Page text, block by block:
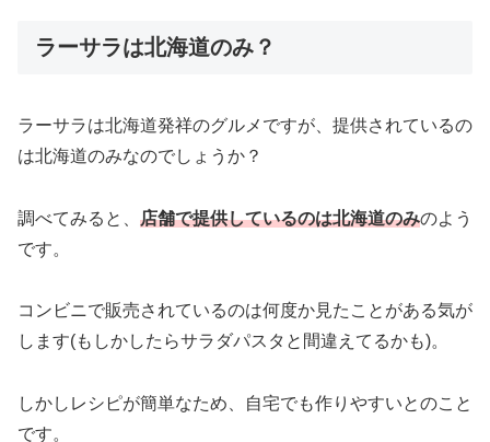
ラーサラは北海道のみ？
ラーサラは北海道発祥のグルメですが、提供されているの
は北海道のみなのでしょうか？
調べてみると、 店舗で提供しているのは北海道のみのよう
です。
コンビニで販売されているのは何度か見たことがある気が
します(もしかしたらサラダパスタと間違えてるかも)。
しかしレシピが簡単なため、自宅でも作りやすいとのこと
です。